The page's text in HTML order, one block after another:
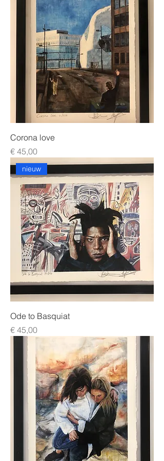
Corona love
Prijs
€ 45,00
nieuw
Ode to Basquiat
Prijs
€ 45,00